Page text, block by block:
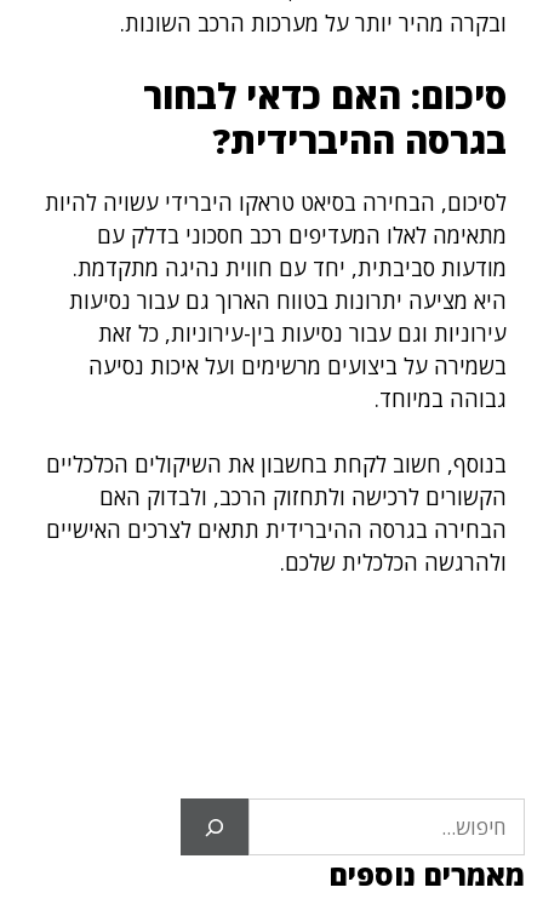
ובקרה מהיר יותר על מערכות הרכב השונות.
סיכום: האם כדאי לבחור
בגרסה ההיברידית?
לסיכום, הבחירה בסיאט טראקו היברידי עשויה להיות
מתאימה לאלו המעדיפים רכב חסכוני בדלק עם
מודעות סביבתית, יחד עם חווית נהיגה מתקדמת.
היא מציעה יתרונות בטווח הארוך גם עבור נסיעות
עירוניות וגם עבור נסיעות בין-עירוניות, כל זאת
בשמירה על ביצועים מרשימים ועל איכות נסיעה
גבוהה במיוחד.
בנוסף, חשוב לקחת בחשבון את השיקולים הכלכליים
הקשורים לרכישה ולתחזוק הרכב, ולבדוק האם
הבחירה בגרסה ההיברידית תתאים לצרכים האישיים
ולהרגשה הכלכלית שלכם.
מאמרים נוספים